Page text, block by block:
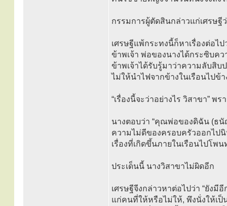
กรรมการผู้ตัดสินกล่าวแก่เศรษฐี
เศรษฐีแพ้กระทงนี้ก็หาเรื่องต่อไ
ข้าพเจ้า พ่อของนางได้กระซิบค
ข้าพเจ้าได้รับรู้มาว่าความลับสิ
ไม่ให้นำไฟจากข้างในเรือนไปข้
“เรื่องนี้จะว่าอย่างไร วิสาขา”
นางตอบว่า “คุณพ่อของดิฉัน (ธ
ความไม่ดีของครอบครัวออกไปนิ
เรื่องที่เกิดขึ้นภายในเรือนไปโพ
ประเด็นนี้ นางวิสาขาไม่ผิดอีก
เศรษฐีจีงกล่าวหาต่อไปว่า “ยัง
แก่คนที่ให้หรือไม่ให้, พึงนั่งให้เ